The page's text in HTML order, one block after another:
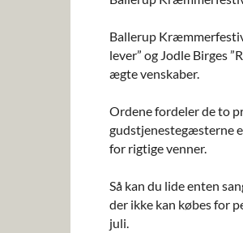
Ballerup
lever” og Jodle Birges
ægte venskaber.
Ordene fordeler de to
gudstjenestegæsterne
for rigtige venner.
Så kan du lide enten
der ikke kan købes for
juli.